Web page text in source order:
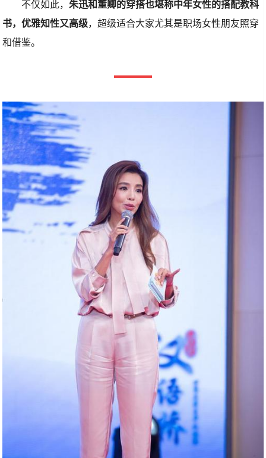
不仅如此，朱迅和董卿的穿搭也堪称中年女性的搭配教科
书，优雅知性又高级，超级适合大家尤其是职场女性朋友照穿
和借鉴。